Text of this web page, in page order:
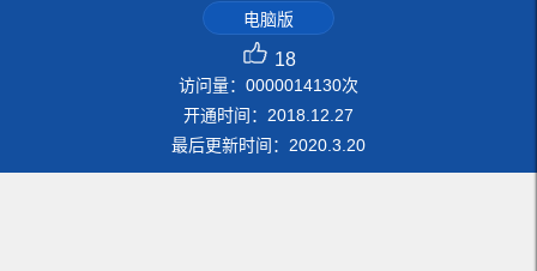
电脑版
18
访问量： 0000014130次
开通时间： 2018 12 27
最后更新时间： 2020 3 20